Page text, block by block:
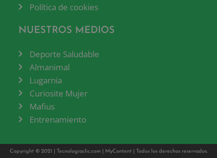
Política de cookies
NUESTROS MEDIOS
Deporte Saludable
Almanimal
Lugarnia
Curiosite Mujer
Mafius
Entrenamiento
Copyright © 2021 | Tecnologiaclic.com MyContent| Todos los derechos reservados.